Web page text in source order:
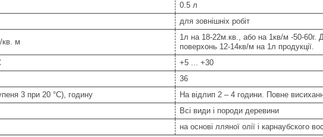
0.5 л
для зовнішніх робіт
кв. м
1л на 18-22м.кв., або на 1кв/м -50-60г.
поверхонь 12-14кв/м на 1л продукції.
+5 ... +30
36
3 при 20 °С), годину
На відлип 2 – 4 години. Повне
Всі види і породи деревини
на основі лляної олії і карнаубского